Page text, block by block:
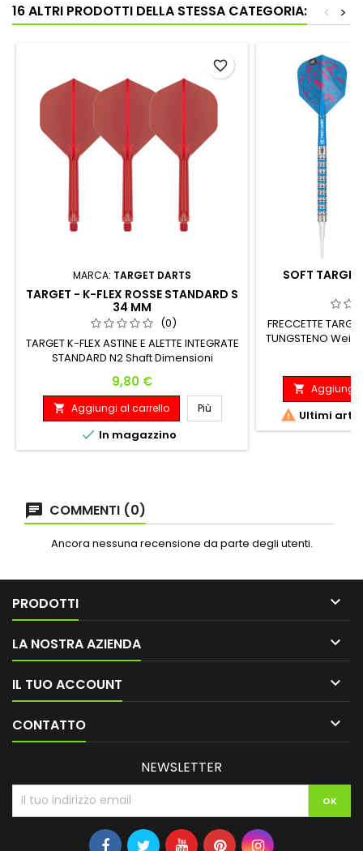
16 ALTRI PRODOTTI DELLA STESSA CATEGORIA: >
<
MARCA: TARGET DARTS
TARGET - K-FLEX ROSSE STANDARD S
34 MM
(0)
TARGET K-FLEX ASTINE E ALETTE INTEGRATE
STANDARD N2 Shaft Dimensioni
19 mm 61.6 mm
Prezzo
9,80 €
 Aggiungi al carrello Più
 In magazzino
favorite_border
SOFT
FRECCETTE
TUNGSTENO
 Aggiungi
 Ultimi
COMMENTI (0)
Ancora nessuna recensione da parte degli utenti.
PRODOTTI 
LA NOSTRA AZIENDA 
IL TUO ACCOUNT 
CONTATTO 
NEWSLETTER